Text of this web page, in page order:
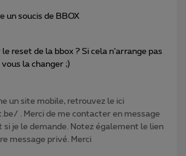
un soucis de BBOX
reset de la bbox ? Si cela n’arrange pas
la changer ;)
un site mobile, retrouvez le ici
. Merci de me contacter en message
si je le demande. Notez également le lien
message privé. Merci